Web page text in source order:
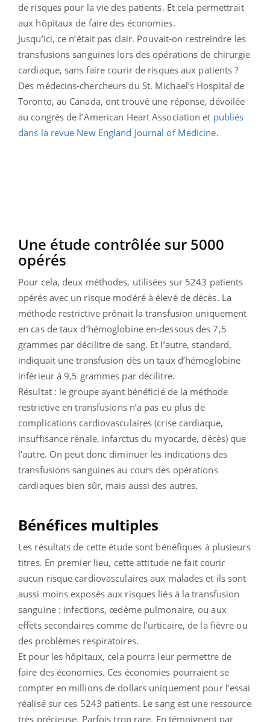
de risques pour la vie des patients. Et cela permettrait
aux hôpitaux de faire des économies.
Jusqu’ici, ce n’était pas clair. Pouvait-on restreindre les
transfusions sanguines lors des opérations de chirurgie
cardiaque, sans faire courir de risques aux patients ?
Des médecins-chercheurs du St. Michael’s Hospital de
Toronto, au Canada, ont trouvé une réponse, dévoilée
au congrès de l’American Heart Association et publiés
dans la revue New England Journal of Medicine.
Une étude contrôlée sur 5000
opérés
Pour cela, deux méthodes, utilisées sur 5243 patients
opérés avec un risque modéré à élevé de décès. La
méthode restrictive prônait la transfusion uniquement
en cas de taux d’hémoglobine en-dessous des 7,5
grammes par décilitre de sang. Et l’autre, standard,
indiquait une transfusion dès un taux d’hémoglobine
inférieur à 9,5 grammes par décilitre.
Résultat : le groupe ayant bénéficié de la méthode
restrictive en transfusions n’a pas eu plus de
complications cardiovasculaires (crise cardiaque,
insuffisance rénale, infarctus du myocarde, décès) que
l’autre. On peut donc diminuer les indications des
transfusions sanguines au cours des opérations
cardiaques bien sûr, mais aussi des autres.
Bénéfices multiples
Les résultats de cette étude sont bénéfiques à plusieurs
titres. En premier lieu, cette attitude ne fait courir
aucun risque cardiovasculaires aux malades et ils sont
aussi moins exposés aux risques liés à la transfusion
sanguine : infections, œdème pulmonaire, ou aux
effets secondaires comme de l’urticaire, de la fièvre ou
des problèmes respiratoires.
Et pour les hôpitaux, cela pourra leur permettre de
faire des économies. Ces économies pourraient se
compter en millions de dollars uniquement pour l’essai
réalisé sur ces 5243 patients. Le sang est une ressource
très précieuse. Parfois trop rare. En témoignent par